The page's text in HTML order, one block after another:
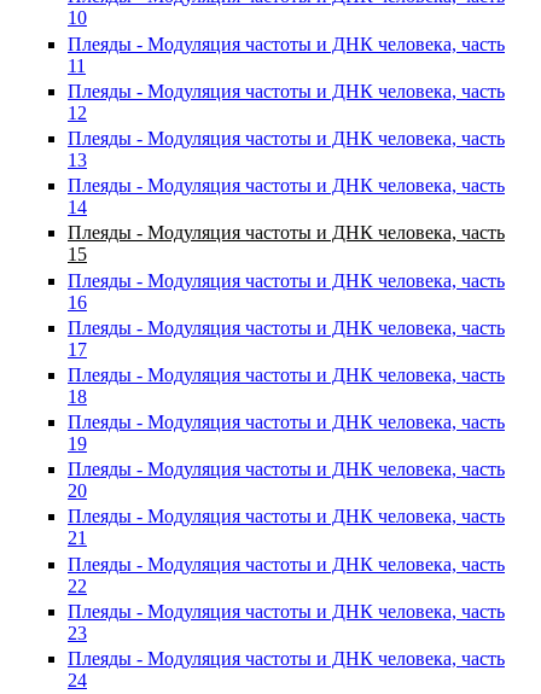
10
Плеяды - Модуляция частоты и ДНК человека, часть
11
Плеяды - Модуляция частоты и ДНК человека, часть
12
Плеяды - Модуляция частоты и ДНК человека, часть
13
Плеяды - Модуляция частоты и ДНК человека, часть
14
Плеяды - Модуляция частоты и ДНК человека, часть
15
Плеяды - Модуляция частоты и ДНК человека, часть
16
Плеяды - Модуляция частоты и ДНК человека, часть
17
Плеяды - Модуляция частоты и ДНК человека, часть
18
Плеяды - Модуляция частоты и ДНК человека, часть
19
Плеяды - Модуляция частоты и ДНК человека, часть
20
Плеяды - Модуляция частоты и ДНК человека, часть
21
Плеяды - Модуляция частоты и ДНК человека, часть
22
Плеяды - Модуляция частоты и ДНК человека, часть
23
Плеяды - Модуляция частоты и ДНК человека, часть
24